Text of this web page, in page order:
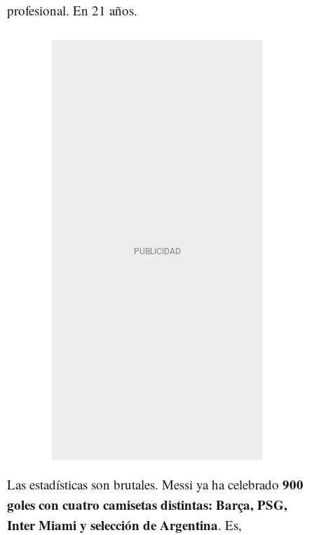
profesional. En 21 años.
Las estadísticas son brutales. Messi ya ha celebrado 900
goles con cuatro camisetas distintas: Barça, PSG,
Inter Miami y selección de Argentina. Es,